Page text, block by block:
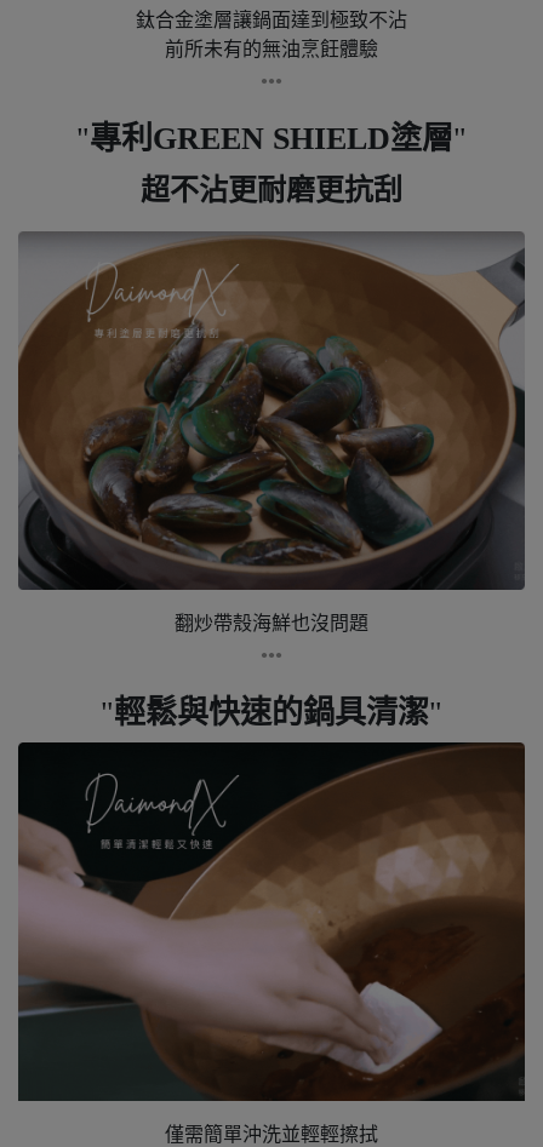
鈦合金塗層讓鍋面達到極致不沾
前所未有的無油烹飪體驗
●●●
專利GREEN SHIELD塗層
超不沾更耐磨更抗刮
翻炒帶殼海鮮也沒問題
●●●
輕鬆與快速的鍋具清潔
僅需簡單沖洗並輕輕擦拭